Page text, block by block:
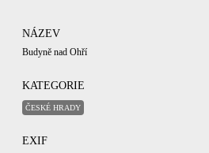
NÁZEV
Budyně nad Ohří
KATEGORIE
ČESKÉ HRADY
EXIF